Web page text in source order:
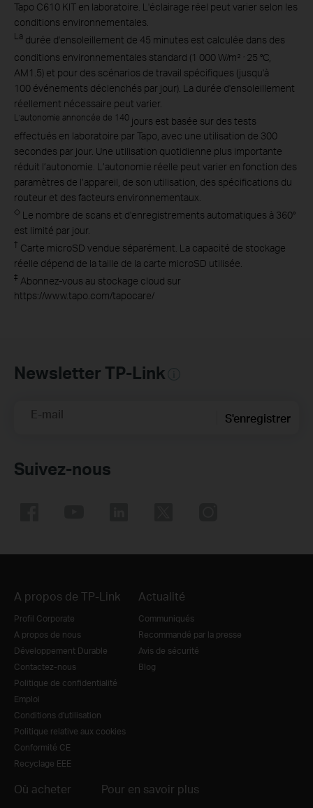
Tapo C610 KIT en laboratoire. L'éclairage réel peut varier selon les
conditions environnementales.
La durée d'ensoleillement de 45 minutes est calculée dans des
conditions environnementales standard (1 000 W/m² 25 °C,
AM1.5) et pour des scénarios de travail spécifiques (jusqu'à
100 événements déclenchés par jour). La durée d'ensoleillement
réellement nécessaire peut varier.
L’autonomie annoncée de 140 jours est basée sur des tests
effectués en laboratoire par Tapo, avec une utilisation de 300
secondes par jour. Une utilisation quotidienne plus importante
réduit l’autonomie. L’autonomie réelle peut varier en fonction des
paramètres de l’appareil, de son utilisation, des spécifications du
routeur et des facteurs environnementaux.
◇ Le nombre de scans et d'enregistrements automatiques à 360°
est limité par jour.
† Carte microSD vendue séparément. La capacité de stockage
réelle dépend de la taille de la carte microSD utilisée.
‡ Abonnez-vous au stockage cloud sur
https://www.tapo.com/tapocare/
Newsletter TP-Link
E-mail S'enregistrer
Suivez-nous
A propos de TP-Link
Profil Corporate
A propos de nous
Développement Durable
Contactez-nous
Politique de confidentialité
Emploi
Conditions d'utilisation
Politique relative aux cookies
Conformité CE
Recyclage EEE
Actualité
Communiqués
Recommandé par la presse
Avis de sécurité
Blog
Où acheter Pour en savoir plus